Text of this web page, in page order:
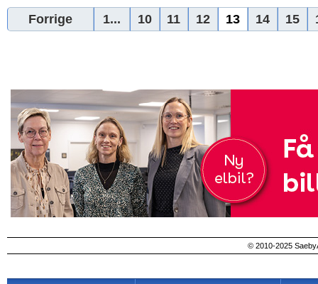
Forrige 1... 10 11 12 13 14 15
© 2010-2025